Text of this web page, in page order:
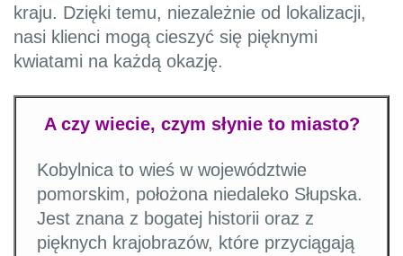
kraju. Dzięki temu, niezależnie od lokalizacji,
nasi klienci mogą cieszyć się pięknymi
kwiatami na każdą okazję.
A czy wiecie, czym słynie to miasto?
Kobylnica to wieś w województwie
pomorskim, położona niedaleko Słupska.
Jest znana z bogatej historii oraz z
pięknych krajobrazów, które przyciągają